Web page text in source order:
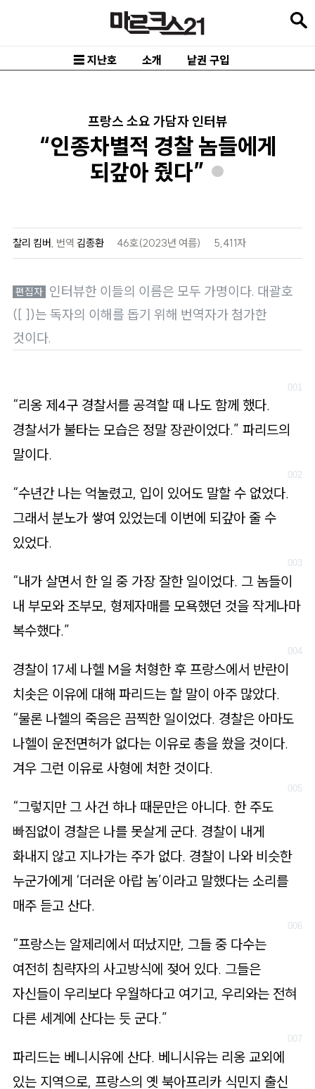
로
☰ 지난호 소개 낱권 구입
프랑스 소요 가담자 인터뷰
“인종차별적 경찰 놈들에게
되갚아 줬다”
찰리 킴버, 번역 김종환 46호(2023년 여름) 5,411자
인터뷰한 이들의 이름은 모두 가명이다. 대괄호
([ ])는 독자의 이해를 돕기 위해 번역자가 첨가한
것이다.
“리옹 제4구 경찰서를 공격할 때 나도 함께 했다.
경찰서가 불타는 모습은 정말 장관이었다.” 파리드의
말이다.
“수년간 나는 억눌렸고, 입이 있어도 말할 수 없었다.
그래서 분노가 쌓여 있었는데 이번에 되갚아 줄 수
있었다.
“내가 살면서 한 일 중 가장 잘한 일이었다. 그 놈들이
내 부모와 조부모, 형제자매를 모욕했던 것을 작게나마
복수했다.”
경찰이 17세 나헬 M을 처형한 후 프랑스에서 반란이
치솟은 이유에 대해 파리드는 할 말이 아주 많았다.
“물론 나헬의 죽음은 끔찍한 일이었다. 경찰은 아마도
나헬이 운전면허가 없다는 이유로 총을 쐈을 것이다.
겨우 그런 이유로 사형에 처한 것이다.
“그렇지만 그 사건 하나 때문만은 아니다. 한 주도
빠짐없이 경찰은 나를 못살게 군다. 경찰이 내게
화내지 않고 지나가는 주가 없다. 경찰이 나와 비슷한
누군가에게 ‘더러운 아랍 놈’이라고 말했다는 소리를
매주 듣고 산다.
“프랑스는 알제리에서 떠났지만, 그들 중 다수는
여전히 침략자의 사고방식에 젖어 있다. 그들은
자신들이 우리보다 우월하다고 여기고, 우리와는 전혀
다른 세계에 산다는 듯 군다.”
파리드는 베니시유에 산다. 베니시유는 리옹 교외에
있는 지역으로, 프랑스의 옛 북아프리카 식민지 출신